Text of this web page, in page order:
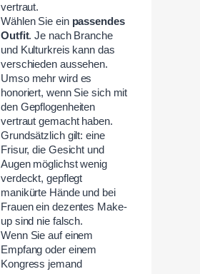
vertraut.
Wählen Sie einpassendes
Outfit. Je nach Branche
und Kulturkreis kann das
verschieden aussehen.
Umso mehr wird es
honoriert, wenn Sie sich mit
den Gepflogenheiten
vertraut gemacht haben.
Grundsätzlich gilt: eine
Frisur, die Gesicht und
Augen möglichst wenig
verdeckt, gepflegt
manikürte Hände und bei
Frauen ein dezentes Make-
up sind nie falsch.
Wenn Sie auf einem
Empfang oder einem
Kongress jemand